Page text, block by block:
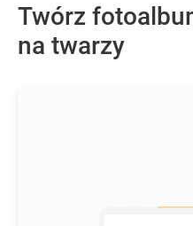
Twórz
na twarzy